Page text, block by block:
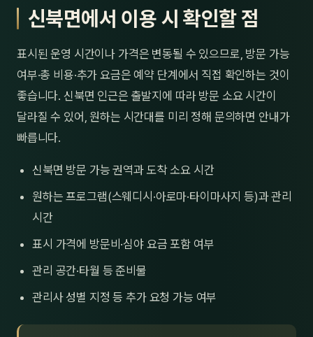
신북면에서 이용 시 확인할 점
표시된 운영 시간이나 가격은 변동될 수 있으므로, 방문 가능
여부·총 비용·추가 요금은 예약 단계에서 직접 확인하는 것이
좋습니다. 신북면 인근은 출발지에 따라 방문 소요 시간이
달라질 수 있어, 원하는 시간대를 미리 정해 문의하면 안내가
빠릅니다.
신북면 방문 가능 권역과 도착 소요 시간
원하는 프로그램(스웨디시·아로마·타이마사지 등)과 관리
시간
표시 가격에 방문비·심야 요금 포함 여부
관리 공간·타월 등 준비물
관리사 성별 지정 등 추가 요청 가능 여부